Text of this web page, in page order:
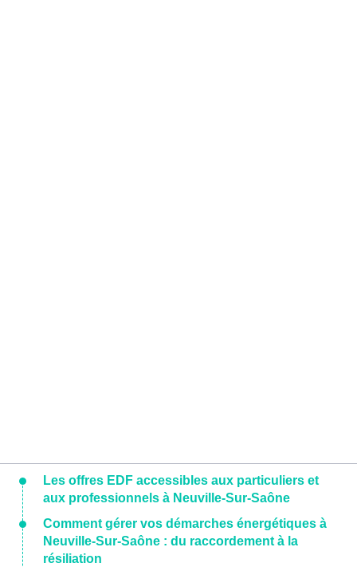
Les offres EDF accessibles aux particuliers et
aux professionnels à Neuville-Sur-Saône
Comment gérer vos démarches énergétiques à
Neuville-Sur-Saône : du raccordement à la
résiliation